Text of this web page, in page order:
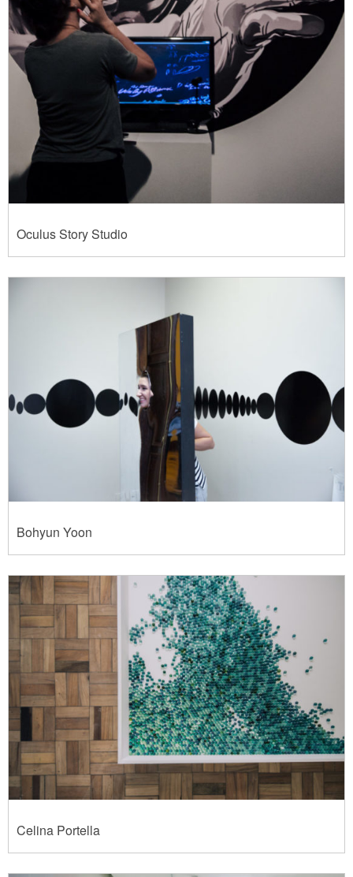
Oculus Story Studio
Bohyun Yoon
Celina Portella